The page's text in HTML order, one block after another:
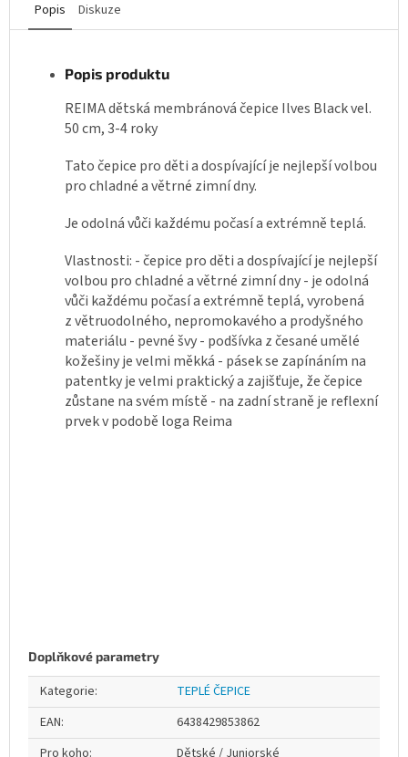
Popis Diskuze
Popis produktu
REIMA dětská membránová čepice Ilves Black vel.
50 cm, 3-4 roky
Tato čepice pro děti a dospívající je nejlepší volbou
pro chladné a větrné zimní dny.
Je odolná vůči každému počasí a extrémně teplá.
Vlastnosti: - čepice pro děti a dospívající je nejlepší
volbou pro chladné a větrné zimní dny - je odolná
vůči každému počasí a extrémně teplá, vyrobená
z větruodolného, nepromokavého a prodyšného
materiálu - pevné švy - podšívka z česané umělé
kožešiny je velmi měkká - pásek se zapínáním na
patentky je velmi praktický a zajišťuje, že čepice
zůstane na svém místě - na zadní straně je reflexní
prvek v podobě loga Reima
Doplňkové parametry
Kategorie:
TEPLÉ ČEPICE
EAN:
6438429853862
Pro koho: Dětské / Juniorské